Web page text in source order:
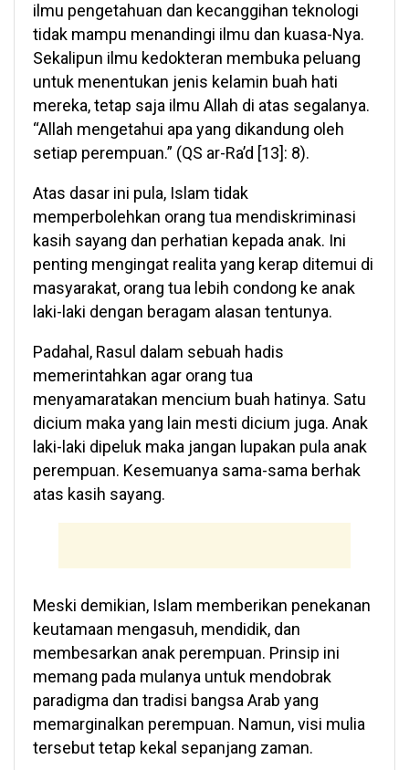
ilmu pengetahuan dan kecanggihan teknologi
tidak mampu menandingi ilmu dan kuasa-Nya.
Sekalipun ilmu kedokteran membuka peluang
untuk menentukan jenis kelamin buah hati
mereka, tetap saja ilmu Allah di atas segalanya.
“Allah mengetahui apa yang dikandung oleh
setiap perempuan.” (QS ar-Ra’d [13]: 8).
Atas dasar ini pula, Islam tidak
memperbolehkan orang tua mendiskriminasi
kasih sayang dan perhatian kepada anak. Ini
penting mengingat realita yang kerap ditemui di
masyarakat, orang tua lebih condong ke anak
laki-laki dengan beragam alasan tentunya.
Padahal, Rasul dalam sebuah hadis
memerintahkan agar orang tua
menyamaratakan mencium buah hatinya. Satu
dicium maka yang lain mesti dicium juga. Anak
laki-laki dipeluk maka jangan lupakan pula anak
perempuan. Kesemuanya sama-sama berhak
atas kasih sayang.
Meski demikian, Islam memberikan penekanan
keutamaan mengasuh, mendidik, dan
membesarkan anak perempuan. Prinsip ini
memang pada mulanya untuk mendobrak
paradigma dan tradisi bangsa Arab yang
memarginalkan perempuan. Namun, visi mulia
tersebut tetap kekal sepanjang zaman.